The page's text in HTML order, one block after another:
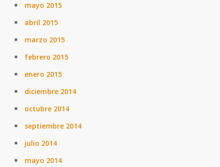
mayo 2015
abril 2015
marzo 2015
febrero 2015
enero 2015
diciembre 2014
octubre 2014
septiembre 2014
julio 2014
mayo 2014